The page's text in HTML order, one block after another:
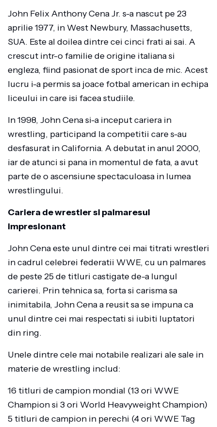
John Felix Anthony Cena Jr. s-a nascut pe 23
aprilie 1977, in West Newbury, Massachusetts,
SUA. Este al doilea dintre cei cinci frati ai sai. A
crescut intr-o familie de origine italiana si
engleza, fiind pasionat de sport inca de mic. Acest
lucru i-a permis sa joace fotbal american in echipa
liceului in care isi facea studiile.
In 1998, John Cena si-a inceput cariera in
wrestling, participand la competitii care s-au
desfasurat in California. A debutat in anul 2000,
iar de atunci si pana in momentul de fata, a avut
parte de o ascensiune spectaculoasa in lumea
wrestlingului.
Cariera de wrestler si palmaresul
impresionant
John Cena este unul dintre cei mai titrati wrestleri
in cadrul celebrei federatii WWE, cu un palmares
de peste 25 de titluri castigate de-a lungul
carierei. Prin tehnica sa, forta si carisma sa
inimitabila, John Cena a reusit sa se impuna ca
unul dintre cei mai respectati si iubiti luptatori
din ring.
Unele dintre cele mai notabile realizari ale sale in
materie de wrestling includ:
16 titluri de campion mondial (13 ori WWE
Champion si 3 ori World Heavyweight Champion)
5 titluri de campion in perechi (4 ori WWE Tag